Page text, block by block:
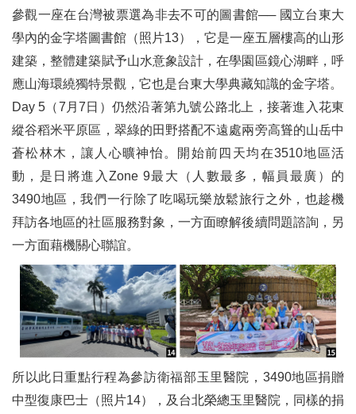
參觀一座在台灣被票選為非去不可的圖書館── 國立台東大
學內的金字塔圖書館（照片13），它是一座五層樓高的山形
建築，整體建築賦予山水意象設計，在學園區鏡心湖畔，呼
應山海環繞獨特景觀，它也是台東大學典藏知識的金字塔。
Day 5（7月7日）仍然沿著第九號公路北上，接著進入花東
縱谷稻米平原區，翠綠的田野搭配不遠處兩旁高聳的山岳中
蒼松林木，讓人心曠神怡。開始前四天均在3510地區活
動，是日將進入Zone 9最大（人數最多，幅員最廣）的
3490地區，我們一行除了吃喝玩樂放鬆旅行之外，也趁機
拜訪各地區的社區服務對象，一方面瞭解後續問題諮詢，另
一方面藉機關心聯誼。
所以此日重點行程為參訪衛福部玉里醫院，3490地區捐贈
中型復康巴士（照片14），及台北榮總玉里醫院，同樣的捐